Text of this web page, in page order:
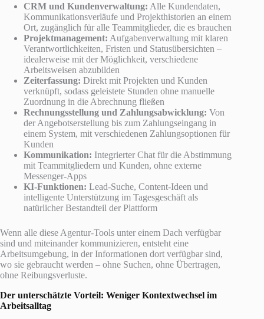
CRM und Kundenverwaltung: Alle Kundendaten,
Kommunikationsverläufe und Projekthistorien an einem
Ort, zugänglich für alle Teammitglieder, die es brauchen
Projektmanagement: Aufgabenverwaltung mit klaren
Verantwortlichkeiten, Fristen und Statusübersichten –
idealerweise mit der Möglichkeit, verschiedene
Arbeitsweisen abzubilden
Zeiterfassung: Direkt mit Projekten und Kunden
verknüpft, sodass geleistete Stunden ohne manuelle
Zuordnung in die Abrechnung fließen
Rechnungsstellung und Zahlungsabwicklung: Von
der Angebotserstellung bis zum Zahlungseingang in
einem System, mit verschiedenen Zahlungsoptionen für
Kunden
Kommunikation: Integrierter Chat für die Abstimmung
mit Teammitgliedern und Kunden, ohne externe
Messenger-Apps
KI-Funktionen: Lead-Suche, Content-Ideen und
intelligente Unterstützung im Tagesgeschäft als
natürlicher Bestandteil der Plattform
Wenn alle diese Agentur-Tools unter einem Dach verfügbar
sind und miteinander kommunizieren, entsteht eine
Arbeitsumgebung, in der Informationen dort verfügbar sind,
wo sie gebraucht werden – ohne Suchen, ohne Übertragen,
ohne Reibungsverluste.
Der unterschätzte Vorteil: Weniger Kontextwechsel im
Arbeitsalltag